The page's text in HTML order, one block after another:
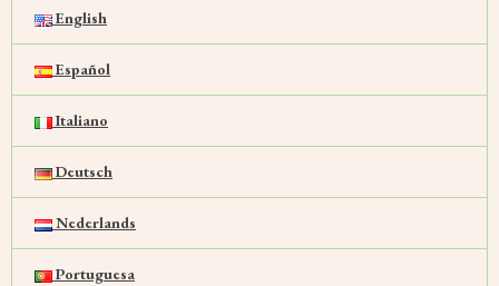
English
Español
Italiano
Deutsch
Nederlands
Portuguesa